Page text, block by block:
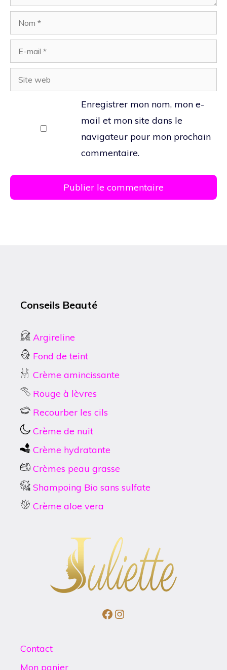
Nom
mail
Site
web
Enregistrer mon nom, mon e-
mail et mon site dans le
navigateur pour mon prochain
commentaire.
Conseils Beauté
Argireline
Fond de teint
Crème amincissante
Rouge à lèvres
Recourber les cils
Crème de nuit
Crème hydratante
Crèmes peau grasse
Shampoing Bio sans sulfate
Crème aloe vera
Facebook
Instagram
Contact
Mon panier